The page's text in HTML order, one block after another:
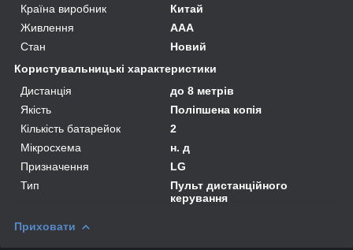
Країна виробник
Китай
Живлення
AAA
Стан
Новий
Користувальницькі характеристики
Дистанція
до 8 метрів
Якість
Поліпшена копія
Кількість батарейок
2
Мікросхема
н. д
Призначення
LG
Тип
Пульт дистанційного
керування
Приховати